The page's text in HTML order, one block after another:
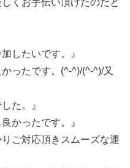
くお手伝い頂けたのだと
したいです。』
ったです。(^-^)/(^-^)/又
た。』
かったです。』
ご対応頂きスムーズな運